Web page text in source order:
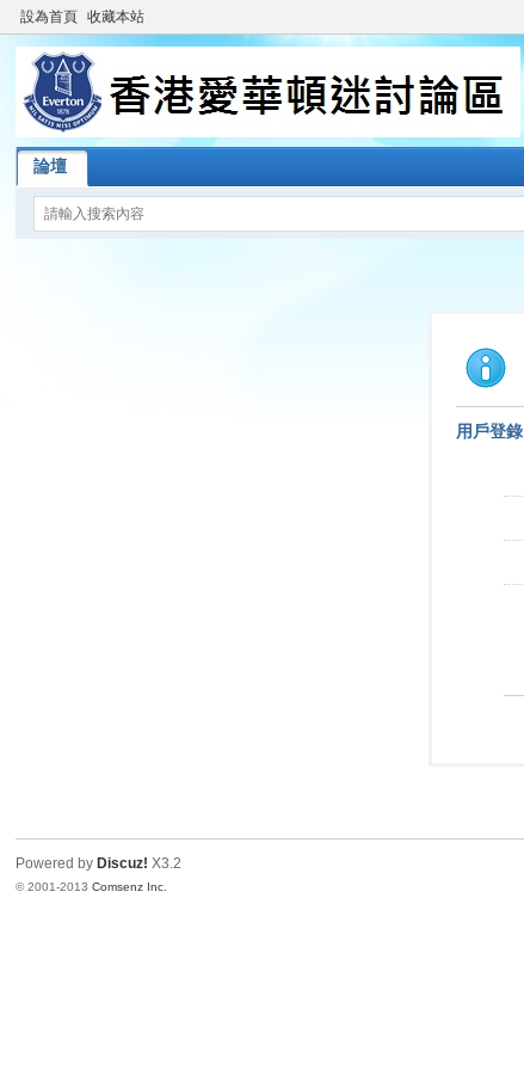
設為首頁 收藏本站
論壇
用戶登錄
Powered by Discuz! X3.2
© 2001-2013Comsenz Inc.